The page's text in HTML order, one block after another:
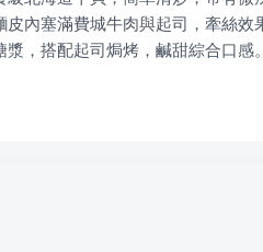
，搭配起司焗烤，鹹甜綜合口感。